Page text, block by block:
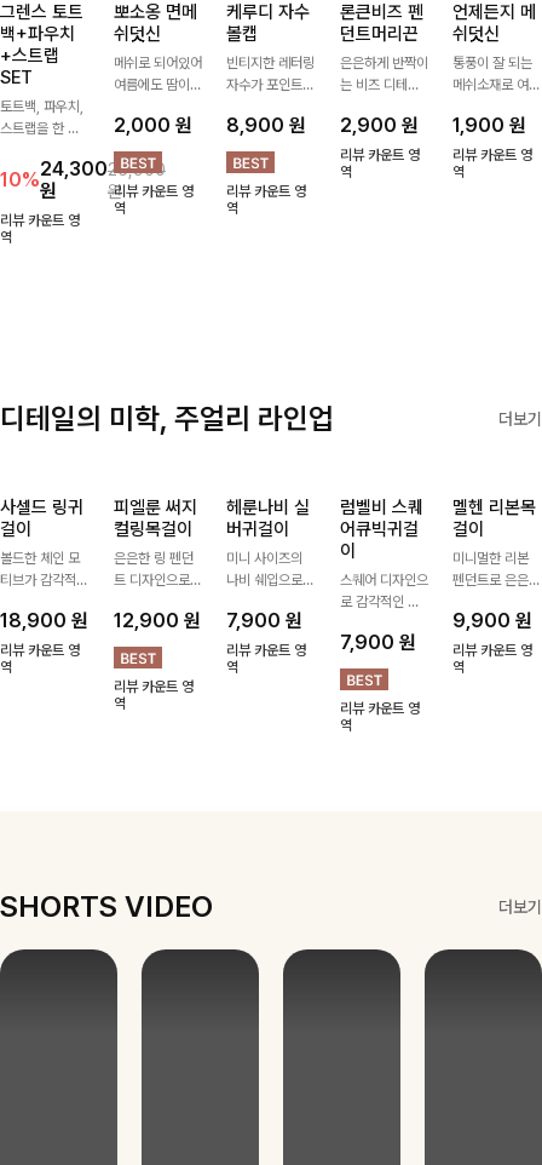
그렌스 토트
백+파우치
+스트랩
SET
토트백, 파우치,
스트랩을 한 번
ITEM활용도 높
게 어디에든 다
양하게 즐겨주세
요 ;)
10%24,300
원
26,900
원
리뷰 카운트 영
역
뽀소옹 면메
쉬덧신
메쉬로 되어있어
여름에도 땀이
음도 당당해지세
요:-)
2,000 원
리뷰 카운트 영
역
케루디 자수
볼캡
빈티지한 레터링
자수가 포인트가
에 자연스럽게
어우러지는 볼
캡!베이직한 컬
러와 깔끔한 쉐
입으로 캐주얼부
8,900원
리뷰 카운트 영
역
론큰비즈 펜
던트머리끈
은은하게 반짝이
는 비즈 디테일
트로 스타일에
센스를 더해주는
아이템, 탄탄한
2,900 원
리뷰 카운트 영
역
언제든지 메
쉬덧신
통풍이 잘 되는
메쉬소재로 여름
데일리로 신기
좋은 덧신이에요
^^
1,900원
리뷰 카운트 영
역
디테일의 미학, 주얼리 라인업 더보기
사셀드 링귀
걸이
볼드한 체인 모
티브가 감각적인
는 귀걸이- 심플
하면서도 존재감
있는 디자인으로
18,900 원
리뷰 카운트 영
역
피엘룬 써지
컬링목걸이
은은한 링 펜던
트 디자인으로
써지컬스틸 소재
로 변색 걱정 없
이 데일리로 착
용하기 좋아요-
12,900 원
리뷰 카운트 영
역
헤룬나비 실
버귀걸이
미니 사이즈의
나비 쉐입으로
내어줄 이어링,
과하지 않은 포
인트가 되어줘
7,900원
리뷰 카운트 영
역
럼벨비 스퀘
어큐빅귀걸
이
스퀘어 디자인으
로 감각적인 무
안에 큐빅을 담
아 더욱 고급스
럽게 연출되는
귀걸이에요~!
7,900 원
리뷰 카운트 영
역
멜헨 리본목
걸이
미니멀한 리본
펜던트로 은은한
는 목걸이예요.
골드, 실버 컬러
로 구성돼 어떤
9,900원
리뷰 카운트 영
역
SHORTS VIDEO 더보기